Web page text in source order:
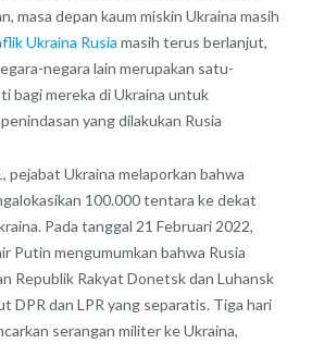
masa depan kaum miskin Ukraina masih
Ukraina Rusia masih terus berlanjut,
negara lain merupakan satu-
bagi mereka di Ukraina untuk
yang dilakukan Rusia
pejabat Ukraina melaporkan bahwa
100.000 tentara ke dekat
Pada tanggal 21 Februari 2022,
Putin mengumumkan bahwa Rusia
Republik Rakyat Donetsk dan Luhansk
DPR dan LPR yang separatis. Tiga hari
serangan militer ke Ukraina,